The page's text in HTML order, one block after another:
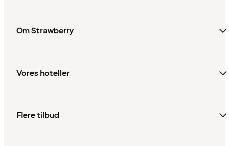
Om Strawberry
Vores hoteller
Flere tilbud